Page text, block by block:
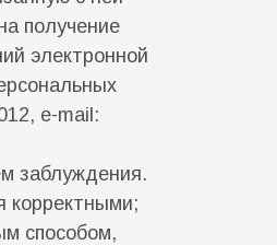
получение
электронной
e-mail:
заблуждения.
корректными;
способом,